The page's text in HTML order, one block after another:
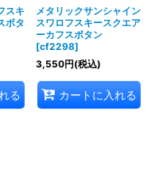
スキ
ボタ
る
メタリックサンシャイン
スワロフスキースクエア
ーカフスボタン
[cf2298]
3,550円(税込)
カートに入れる